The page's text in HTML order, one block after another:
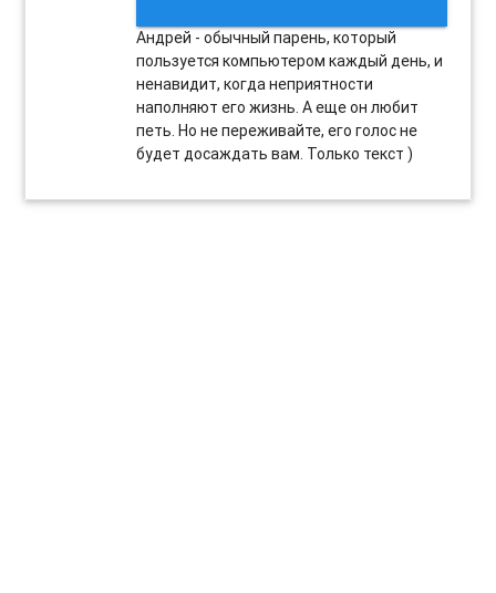
Андрей - обычный парень, который
пользуется компьютером каждый день, и
ненавидит, когда неприятности
наполняют его жизнь. А еще он любит
петь. Но не переживайте, его голос не
будет досаждать вам. Только текст )